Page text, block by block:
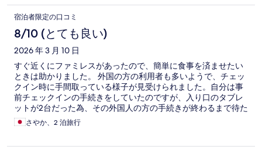
宿泊者限定の口コミ
8/10 (とても良い)
2026 年 3 月 10 日
すぐ近くにファミレスがあったので、簡単に食事を済ませたい
ときは助かりました。 外国の方の利用者も多いようで、チェッ
クイン時に手間取っている様子が見受けられました。自分は事
前チェックインの手続きをしていたのですが、入り口のタブレ
ットが2台だった為、その外国人の方の手続きが終わるまで待た
なくてはいけなかったので、そのあたりが少し受け付けが無人
の不便さを感じました。
さやか、2 泊旅行